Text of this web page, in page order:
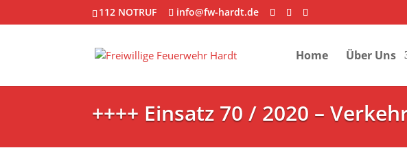
112 NOTRUF info@fw-hardt.de
Home Über Uns
++++ Einsatz 70 / 2020 –